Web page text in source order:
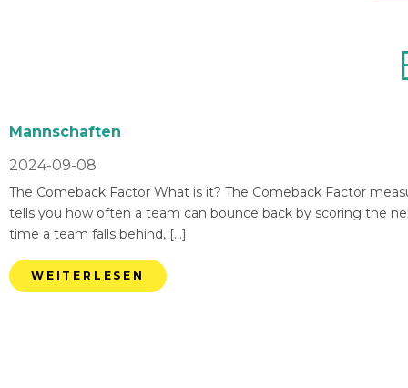
Mannschaften
2024-09-08
The Comeback Factor What is it? The Comeback Factor
tells you how often a team can bounce back by scoring the
time a team falls behind, […]
WEITERLESEN